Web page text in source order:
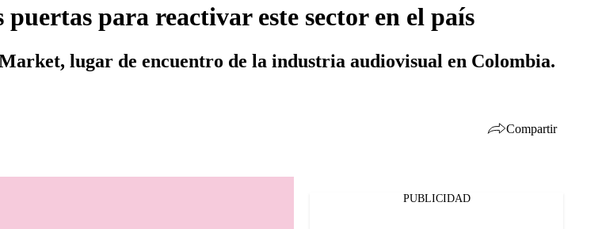
para reactivar este sector en el país
lugar de encuentro de la industria audiovisual en Colombia.
Compartir
PUBLICIDAD